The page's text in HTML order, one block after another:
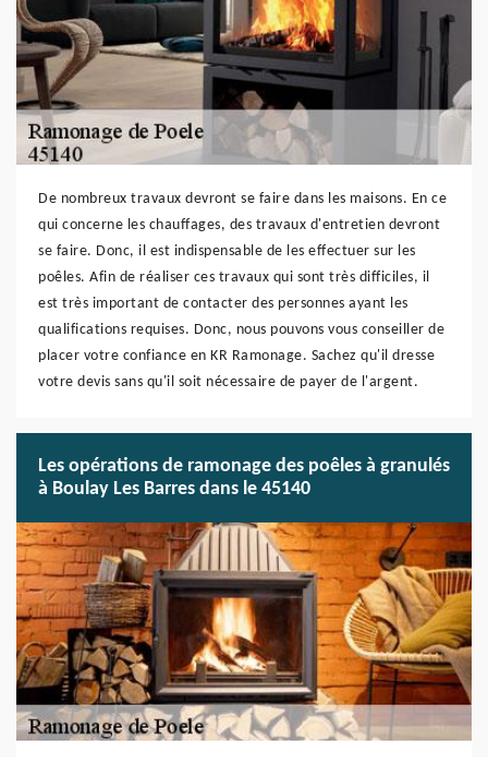
De nombreux travaux devront se faire dans les maisons. En ce
qui concerne les chauffages, des travaux d'entretien devront
se faire. Donc, il est indispensable de les effectuer sur les
poêles. Afin de réaliser ces travaux qui sont très difficiles, il
est très important de contacter des personnes ayant les
qualifications requises. Donc, nous pouvons vous conseiller de
placer votre confiance en KR Ramonage. Sachez qu'il dresse
votre devis sans qu'il soit nécessaire de payer de l'argent.
Les opérations de ramonage des poêles à granulés
à Boulay Les Barres dans le 45140